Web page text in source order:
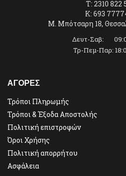
T: 2310 822
K: 693
Μ. Μπότσαρη 18,
Δευτ-Σαβ:
Τρ-Πεμ-Παρ:
ΑΓΟΡΕΣ
Τρόποι Πληρωμής
Τρόποι & Έξοδα Αποστολής
Πολιτική επιστροφών
Όροι Χρήσης
Πολιτική απορρήτου
Ασφάλεια